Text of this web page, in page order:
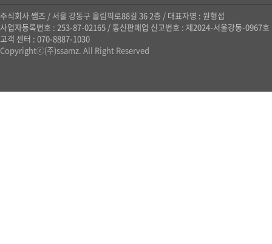
주식회사 쌤즈 / 서울 강동구 올림픽로88길 36 2층 / 대표자명 : 원형섭
사업자등록번호 : 253-87-02165 /통신판매업 신고번호 : 제2024-서울강동-0967호
고객 센터 : 070-8887-1030
Copyrightⓒ(주)ssamz. All Right Reserved